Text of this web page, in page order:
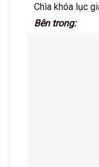
Chìa khóa lục
Bên trong: